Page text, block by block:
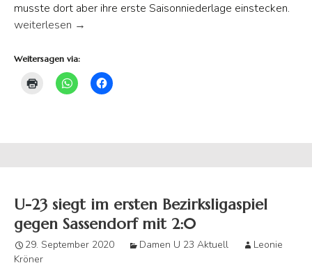
musste dort aber ihre erste Saisonniederlage einstecken.
2:0 Auswärtsniederlage für U23 gegen SV Kollerbeck
weiterlesen →
Weitersagen via:
U-23 siegt im ersten Bezirksligaspiel
gegen Sassendorf mit 2:0
29. September 2020 Damen U 23 Aktuell
Leonie
Kröner